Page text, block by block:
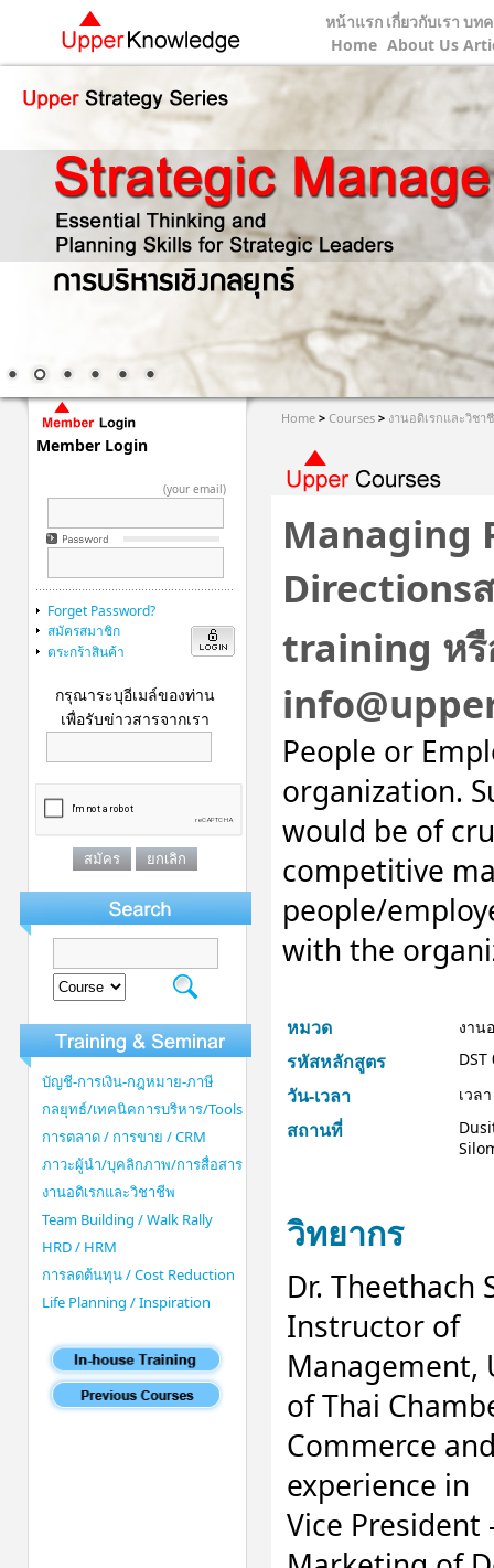
หน้าแรก
Home
เกี่ยวกับเรา
About Us
บท
Member Login
(your email)
Forget Password?
สมัครสมาชิก
ตระกร้าสินค้า
กรุณาระบุอีเมล์ของท่าน
เพื่อรับข่าวสารจากเรา
บัญชี-การเงิน-กฎหมาย-ภาษี
กลยุทธ์/เทคนิคการบริหาร/Tools
การตลาด / การขาย / CRM
ภาวะผู้นำ/บุคลิกภาพ/การสื่อสาร
งานอดิเรกและวิชาชีพ
Team Building / Walk Rally
HRD / HRM
การลดต้นทุน / Cost Reduction
Life Planning / Inspiration
Home > Courses > งานอดิเรกและวิชา
Managing
Directions
training หรื
People or
organization.
would be of
competitive
people/
with the
หมวด งาน
รหัสหลักสูตร DST
วัน-เวลา เวล
สถานที่
วิทยากร
Dr. Theethach
Instructor of
Management,
of Thai
Commerce
experience in
Vice President